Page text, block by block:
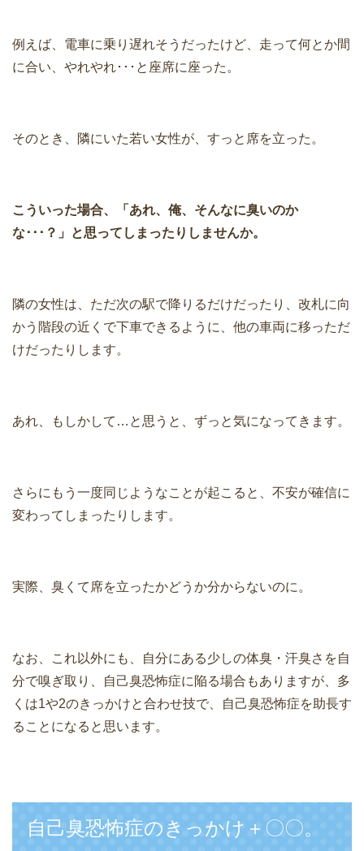
例えば、電車に乗り遅れそうだったけど、走って何とか間
に合い、やれやれ･･･と座席に座った。
そのとき、隣にいた若い女性が、すっと席を立った。
こういった場合、「あれ、俺、そんなに臭いのか
な･･･？」と思ってしまったりしませんか。
隣の女性は、ただ次の駅で降りるだけだったり、改札に向
かう階段の近くで下車できるように、他の車両に移っただ
けだったりします。
あれ、もしかして…と思うと、ずっと気になってきます。
さらにもう一度同じようなことが起こると、不安が確信に
変わってしまったりします。
実際、臭くて席を立ったかどうか分からないのに。
なお、これ以外にも、自分にある少しの体臭・汗臭さを自
分で嗅ぎ取り、自己臭恐怖症に陥る場合もありますが、多
くは1や2のきっかけと合わせ技で、自己臭恐怖症を助長す
ることになると思います。
自己臭恐怖症のきっかけ＋〇〇。